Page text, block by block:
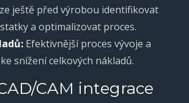
ještě před výrobou identifikovat
a optimalizovat proces.
Efektivnější proces vývoje a
snížení celkových nákladů.
CAM integrace